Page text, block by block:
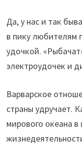
Да, у нас и так
в пику любителям
удочкой.
электроудочек и
Варварское
страны удручает.
мирового океана